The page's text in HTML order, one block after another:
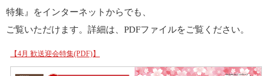
特集』をインターネットからでも、
ご覧いただけます。詳細は、PDFファイルをご覧ください。
【4月 歓送迎会特集(PDF)】